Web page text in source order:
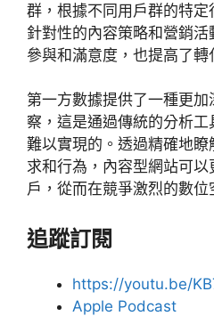
群，根據不同用戶群的特
針對性的內容策略和營銷
參與和滿意度，也提高了轉
第一方數據提供了一種更
察，這是通過傳統的分析
難以實現的。透過精確地
求和行為，內容型網站可
戶，從而在競爭激烈的數位
追蹤訂閱
https://youtu.be/
Apple Podcast